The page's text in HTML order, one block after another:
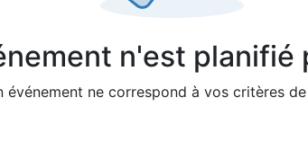
n'est planifié
événement ne correspond à vos critères